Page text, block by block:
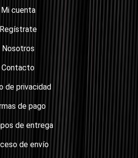
Mi cuenta
Regístrate
Nosotros
Contacto
de privacidad
de pago
de entrega
de envío